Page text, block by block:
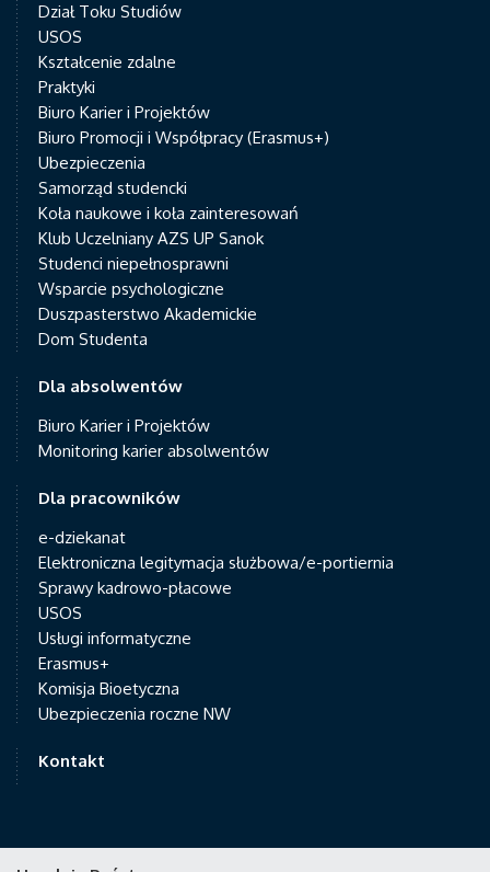
Dział Toku Studiów
USOS
Kształcenie zdalne
Praktyki
Biuro Karier i Projektów
Biuro Promocji i Współpracy (Erasmus+)
Ubezpieczenia
Samorząd studencki
Koła naukowe i koła zainteresowań
Klub Uczelniany AZS UP Sanok
Studenci niepełnosprawni
Wsparcie psychologiczne
Duszpasterstwo Akademickie
Dom Studenta
Dla absolwentów
Biuro Karier i Projektów
Monitoring karier absolwentów
Dla pracowników
e-dziekanat
Elektroniczna legitymacja służbowa/e-portiernia
Sprawy kadrowo-płacowe
USOS
Usługi informatyczne
Erasmus+
Komisja Bioetyczna
Ubezpieczenia roczne NW
Kontakt